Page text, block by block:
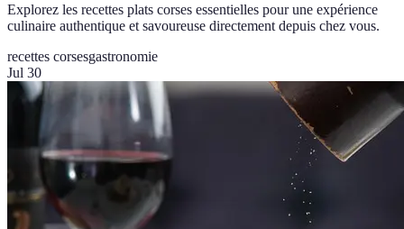
Explorez les recettes plats corses essentielles pour une expérience
culinaire authentique et savoureuse directement depuis chez vous.
recettes corsesgastronomie
Jul 30